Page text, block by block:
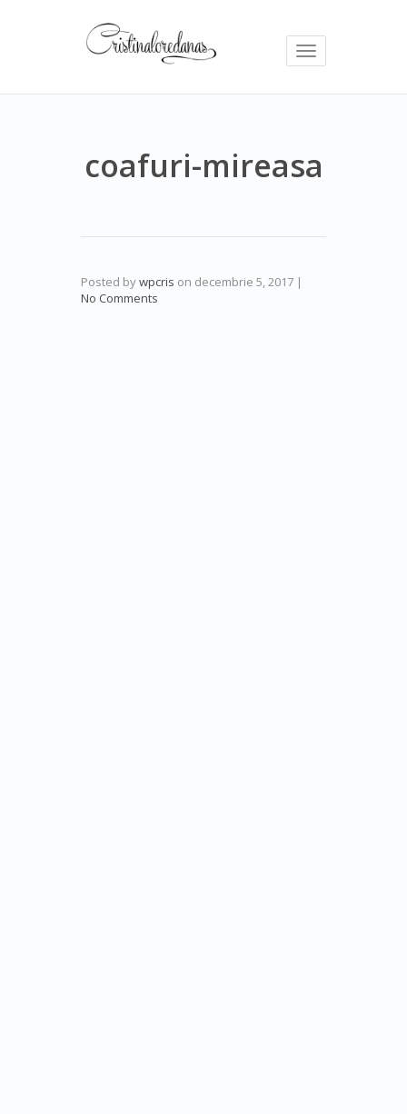
Toggle
navigation
coafuri-mireasa
Posted bywpcris on decembrie 5, 2017 |
No Comments